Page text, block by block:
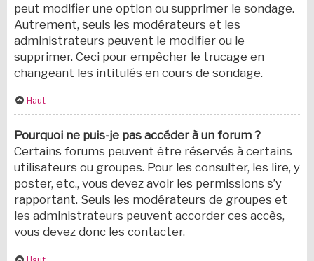
peut modifier une option ou supprimer le sondage.
Autrement, seuls les modérateurs et les
administrateurs peuvent le modifier ou le
supprimer. Ceci pour empêcher le trucage en
changeant les intitulés en cours de sondage.
Haut
Pourquoi ne puis-je pas accéder à un forum ?
Certains forums peuvent être réservés à certains
utilisateurs ou groupes. Pour les consulter, les lire, y
poster, etc., vous devez avoir les permissions s’y
rapportant. Seuls les modérateurs de groupes et
les administrateurs peuvent accorder ces accès,
vous devez donc les contacter.